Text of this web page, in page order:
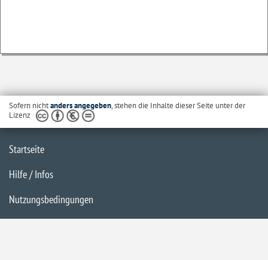
Sofern nichtanders angegeben, stehen die Inhalte dieser Seite unter der
Lizenz
Startseite
Hilfe / Infos
Nutzungsbedingungen